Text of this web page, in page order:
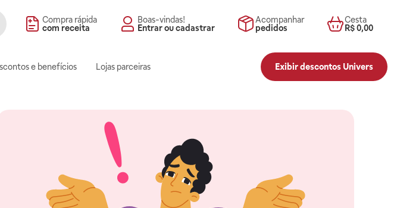
Compra rápida
com receita
Boas-vindas!
Entrar ou cadastrar
Acompanhar
pedidos
Cesta
R$ 0,00
e benefícios Lojas parceiras Exibir descontos Univers